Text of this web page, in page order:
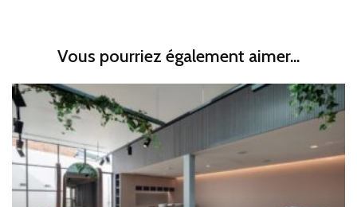
Vous pourriez également aimer...